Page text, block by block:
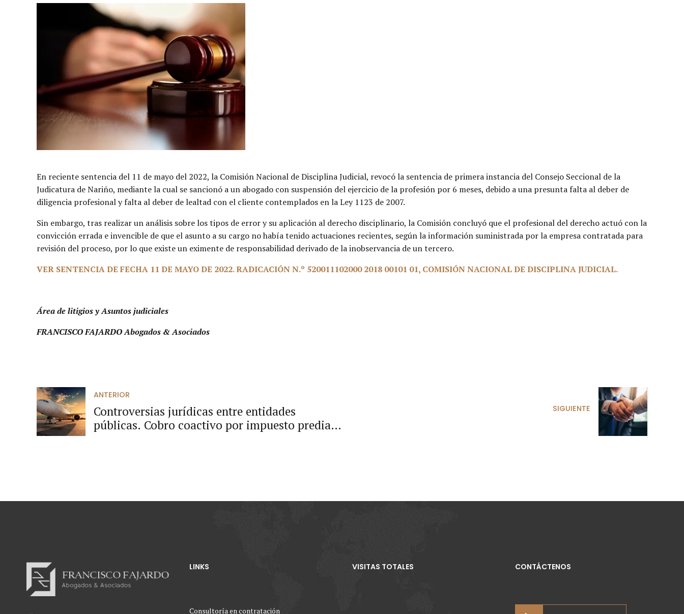
En reciente sentencia del 11 de mayo del 2022, la Comisión Nacional de Disciplina Judicial, revocó la sentencia de primera instancia del Consejo Seccional de la
Judicatura de Nariño, mediante la cual se sancionó a un abogado con suspensión del ejercicio de la profesión por 6 meses, debido a una presunta falta al deber de
diligencia profesional y falta al deber de lealtad con el cliente contemplados en la Ley 1123 de 2007.
Sin embargo, tras realizar un análisis sobre los tipos de error y su aplicación al derecho disciplinario, la Comisión concluyó que el profesional del derecho actuó con la
convicción errada e invencible de que el asunto a su cargo no había tenido actuaciones recientes, según la información suministrada por la empresa contratada para
revisión del proceso, por lo que existe un eximente de responsabilidad derivado de la inobservancia de un tercero.
VER SENTENCIA DE FECHA 11 DE MAYO DE 2022. RADICACIÓN N.º 520011102000 2018 00101 01, COMISIÓN NACIONAL DE DISCIPLINA JUDICIAL.
Área de litigios y Asuntos judiciales
FRANCISCO FAJARDO Abogados & Asociados
ANTERIOR
Controversias jurídicas entre entidades
públicas. Cobro coactivo por impuesto predial,
SIGUIENTE
LINKS
Consultoría en contratación
VISITAS TOTALES CONTÁCTENOS